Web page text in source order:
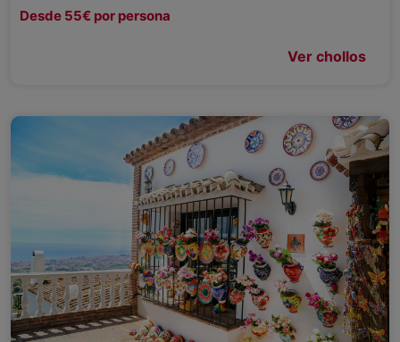
Desde 55€ por persona
Ver chollos